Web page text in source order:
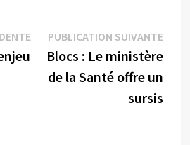
Publication
précédente :
PUBLICATION SUIVANTE
Blocs : Le ministère
de la Santé offre un
sursis